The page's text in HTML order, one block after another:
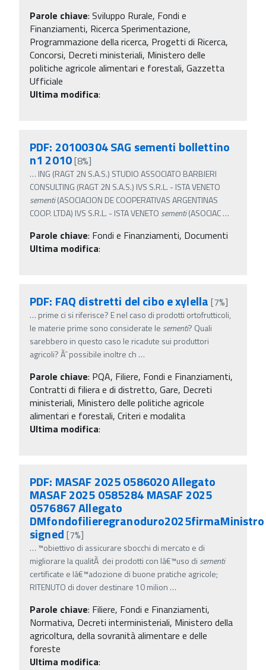
Parole chiave: Sviluppo Rurale, Fondi e
Finanziamenti, Ricerca Sperimentazione,
Programmazione della ricerca, Progetti di Ricerca,
Concorsi, Decreti ministeriali, Ministero delle
politiche agricole alimentari e forestali, Gazzetta
Ufficiale
Ultima modifica:
PDF: 20100304 SAG sementi bollettino
n1 2010[8%]
… ING (RAGT 2N S.A.S.) STUDIO ASSOCIATO BARBIERI
CONSULTING (RAGT 2N S.A.S.) IVS S.R.L. - ISTA VENETO
sementi(ASOCIACION DE COOPERATIVAS ARGENTINAS
COOP. LTDA) IVS S.R.L. - ISTA VENETO sementi(ASOCIAC…
Parole chiave: Fondi e Finanziamenti, Documenti
Ultima modifica:
PDF: FAQ distretti del cibo e xylella [7%]
… prime ci si riferisce? E nel caso di prodotti ortofrutticoli,
le materie prime sono considerate le sementi? Quali
sarebbero in questo caso le ricadute sui produttori
agricoli? Ãˆ possibile inoltre ch …
Parole chiave: PQA, Filiere, Fondi e Finanziamenti,
Contratti di filiera e di distretto, Gare, Decreti
ministeriali, Ministero delle politiche agricole
alimentari e forestali, Criteri e modalita
Ultima modifica:
PDF: MASAF 2025 0586020 Allegato
MASAF 2025 0585284 MASAF 2025
0576867 Allegato
DMfondofilieregranoduro2025firmaMinistro
signed [7%]
… ™obiettivo di assicurare sbocchi di mercato e di
migliorare la qualitÃ dei prodotti con lâ€™uso di sementi
certificate e lâ€™adozione di buone pratiche agricole;
RITENUTO di dover destinare 10 milion …
Parole chiave: Filiere, Fondi e Finanziamenti,
Normativa, Decreti interministeriali, Ministero della
agricoltura, della sovranità alimentare e delle
foreste
Ultima modifica: